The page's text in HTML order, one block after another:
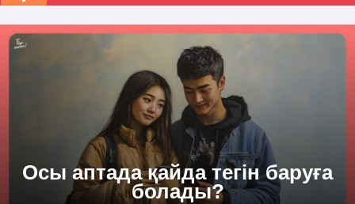
Осы аптада қайда тегін баруға
болады?